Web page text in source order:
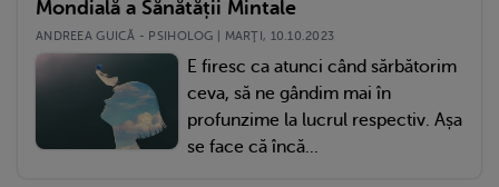
Mondială a Sănătății Mintale
ANDREEA GUICĂ - PSIHOLOG | MARŢI, 10.10.2023
E firesc ca atunci când sărbătorim
ceva, să ne gândim mai în
profunzime la lucrul respectiv. Așa
se face că încă...